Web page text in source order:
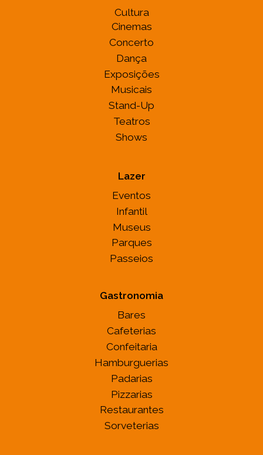
Cultura
Cinemas
Concerto
Dança
Exposições
Musicais
Stand-Up
Teatros
Shows
Lazer
Eventos
Infantil
Museus
Parques
Passeios
Gastronomia
Bares
Cafeterias
Confeitaria
Hamburguerias
Padarias
Pizzarias
Restaurantes
Sorveterias